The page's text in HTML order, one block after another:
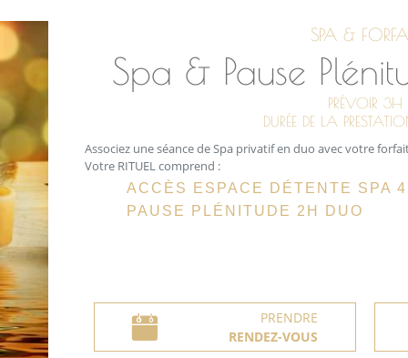
SPA &
Spa & Pause
PRÉVOIR 3H
DURÉE DE LA
Associez une séance de Spa privatif en duo avec votre
Votre RITUEL comprend :
ACCÈS ESPACE DÉTENTE SPA
PAUSE PLÉNITUDE 2H DUO
PRENDRE
RENDEZ-VOUS